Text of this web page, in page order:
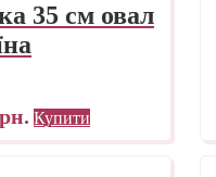
35 см овал
Купити